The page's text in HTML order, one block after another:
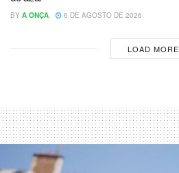
BY A ONÇA 6 DE AGOSTO DE 2026
LOAD MORE